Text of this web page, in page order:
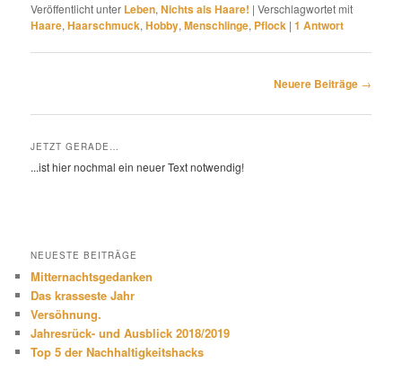
Veröffentlicht unter Leben,Nichts als Haare! |Verschlagwortet mit
Haare,Haarschmuck,Hobby,Menschlinge, Pflock |1 Antwort
Neuere Beiträge →
JETZT GERADE…
...ist hier nochmal ein neuer Text notwendig!
NEUESTE BEITRÄGE
Mitternachtsgedanken
Das krasseste Jahr
Versöhnung.
Jahresrück- und Ausblick 2018/2019
Top 5 der Nachhaltigkeitshacks